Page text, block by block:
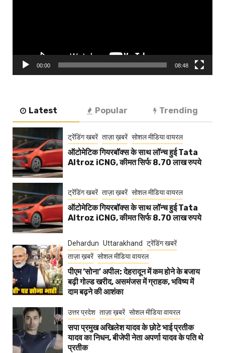
00:00 08:48
Latest Popular Trending
ट्रेंडिंग खबरें ताज़ा ख़बरें सोशल मीडिया वायरल
ऑटोमेटिक गियरबॉक्स के साथ लॉन्च हुई Tata
Altroz iCNG, कीमत सिर्फ 8.70 लाख रुपये
ट्रेंडिंग खबरें ताज़ा ख़बरें सोशल मीडिया वायरल
ऑटोमेटिक गियरबॉक्स के साथ लॉन्च हुई Tata
Altroz iCNG, कीमत सिर्फ 8.70 लाख रुपये
Dehardun Uttarakhand
ट्रेंडिंग खबरें
ताज़ा ख़बरें सोशल मीडिया वायरल
पीएम ‘सोना’ अपील: देहरादून में कम होने के बजाय
बढ़ी गोल्ड खरीद, असमंजस में ग्राहक, भविष्य में
दाम बढ़ने की आशंका
उत्तर प्रदेश ताज़ा ख़बरें सोशल मीडिया वायरल
सपा प्रमुख अखिलेश यादव के छोटे भाई प्रतीक
यादव का निधन, बीजेपी नेता अपर्णा यादव के पति थे
प्रतीक